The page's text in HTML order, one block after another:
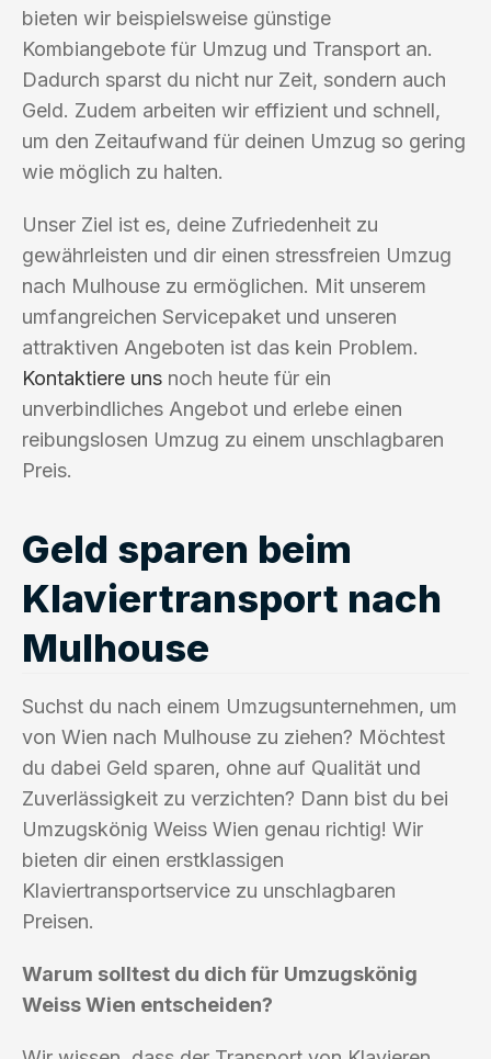
bieten wir beispielsweise günstige
Kombiangebote für Umzug und Transport an.
Dadurch sparst du nicht nur Zeit, sondern auch
Geld. Zudem arbeiten wir effizient und schnell,
um den Zeitaufwand für deinen Umzug so gering
wie möglich zu halten.
Unser Ziel ist es, deine Zufriedenheit zu
gewährleisten und dir einen stressfreien Umzug
nach Mulhouse zu ermöglichen. Mit unserem
umfangreichen Servicepaket und unseren
attraktiven Angeboten ist das kein Problem.
Kontaktiere uns noch heute für ein
unverbindliches Angebot und erlebe einen
reibungslosen Umzug zu einem unschlagbaren
Preis.
Geld sparen beim
Klaviertransport nach
Mulhouse
Suchst du nach einem Umzugsunternehmen, um
von Wien nach Mulhouse zu ziehen? Möchtest
du dabei Geld sparen, ohne auf Qualität und
Zuverlässigkeit zu verzichten? Dann bist du bei
Umzugskönig Weiss Wien genau richtig! Wir
bieten dir einen erstklassigen
Klaviertransportservice zu unschlagbaren
Preisen.
Warum solltest du dich für Umzugskönig
Weiss Wien entscheiden?